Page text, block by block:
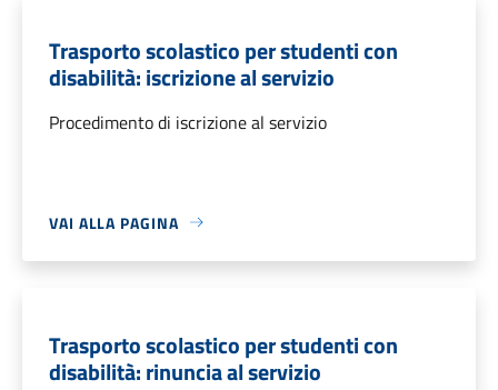
Trasporto scolastico per studenti con
disabilità: iscrizione al servizio
Procedimento di iscrizione al servizio
VAI ALLA PAGINA
Trasporto scolastico per studenti con
disabilità: rinuncia al servizio